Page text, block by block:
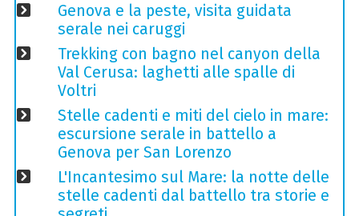
Genova e la peste, visita guidata
serale nei caruggi
Trekking con bagno nel canyon della
Val Cerusa: laghetti alle spalle di
Voltri
Stelle cadenti e miti del cielo in mare:
escursione serale in battello a
Genova per San Lorenzo
L'Incantesimo sul Mare: la notte delle
stelle cadenti dal battello tra storie e